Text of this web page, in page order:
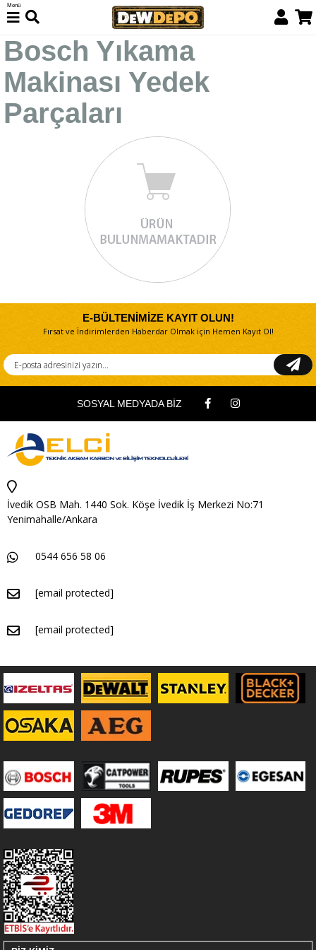
Menü
Bosch Yıkama
Makinası Yedek
Parçaları
E-BÜLTENİMİZE KAYIT OLUN!
Fırsat ve İndirimlerden Haberdar Olmak için Hemen Kayıt Ol!
SOSYAL MEDYADA BİZ
İvedik OSB Mah. 1440 Sok. Köşe İvedik İş Merkezi No:71
Yenimahalle/Ankara
0544 656 58 06
[email protected]
[email protected]